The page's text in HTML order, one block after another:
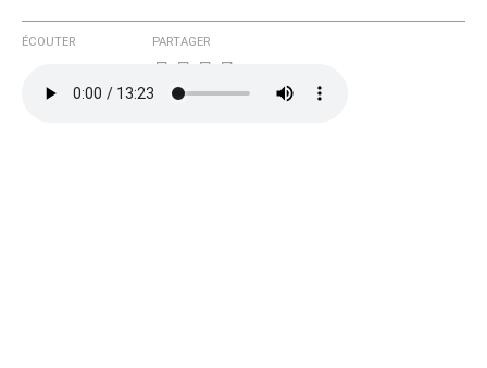
Ajoutez votre commentaire ici
ÉCOUTER PARTAGER